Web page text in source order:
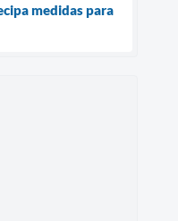
medidas para